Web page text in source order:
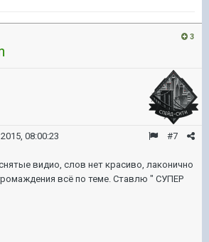
3
#7
08:00:23
видио, слов нет красиво, лаконично
всё по теме. Ставлю " СУПЕР